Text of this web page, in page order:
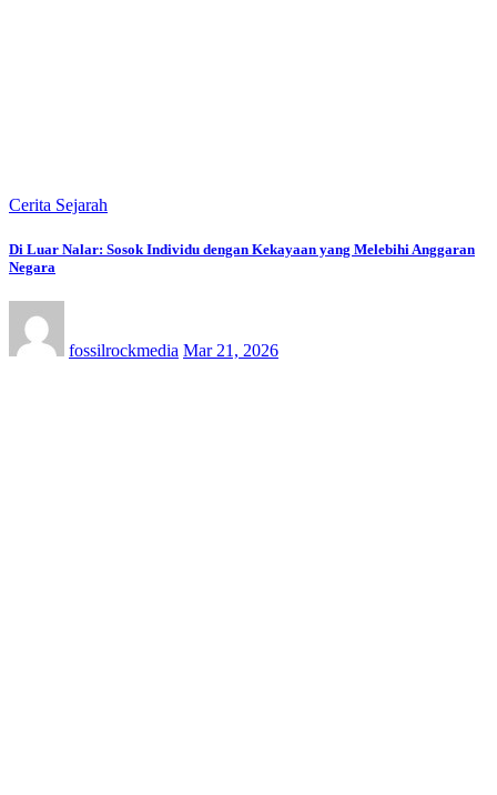
Cerita Sejarah
Di Luar Nalar: Sosok Individu dengan Kekayaan yang Melebihi Anggaran
Negara
fossilrockmedia Mar 21, 2026